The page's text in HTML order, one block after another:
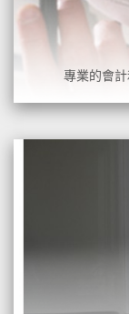
專業的會